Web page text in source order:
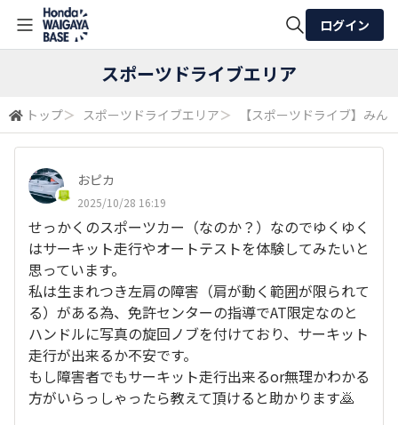
検索
ログイン
スポーツドライブエリア
トップ＞ スポーツドライブエリア＞ 【スポーツドライブ】みん
おピカ
2025/10/28 16:19
せっかくのスポーツカー（なのか？）なのでゆくゆく
はサーキット走行やオートテストを体験してみたいと
思っています。
私は生まれつき左肩の障害（肩が動く範囲が限られて
る）がある為、免許センターの指導でAT限定なのと
ハンドルに写真の旋回ノブを付けており、サーキット
走行が出来るか不安です。
もし障害者でもサーキット走行出来るor無理かわかる
方がいらっしゃったら教えて頂けると助かります🙇